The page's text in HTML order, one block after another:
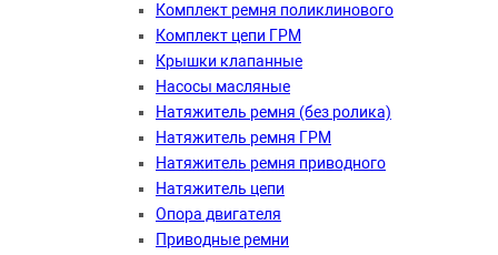
Комплект ремня поликлинового
Комплект цепи ГРМ
Крышки клапанные
Насосы масляные
Натяжитель ремня (без ролика)
Натяжитель ремня ГРМ
Натяжитель ремня приводного
Натяжитель цепи
Опора двигателя
Приводные ремни